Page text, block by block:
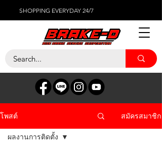
SHOPPING EVERYDAY 24/7
โพสต์ สมัครสมาชิก
ผลงานการติดตั้ง